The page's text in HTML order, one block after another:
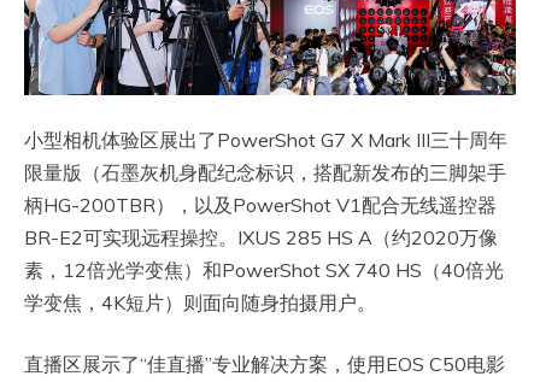
小型相机体验区展出了PowerShot G7 X Mark III三十周年
限量版（石墨灰机身配纪念标识，搭配新发布的三脚架手
柄HG-200TBR），以及PowerShot V1配合无线遥控器
BR-E2可实现远程操控。IXUS 285 HS A（约2020万像
素，12倍光学变焦）和PowerShot SX 740 HS（40倍光
学变焦，4K短片）则面向随身拍摄用户。
直播区展示了“佳直播”专业解决方案，使用EOS C50电影